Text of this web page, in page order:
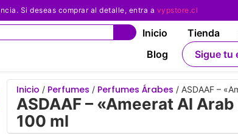
Si deseas comprar al detalle, entra a vypstore.cl
Inicio Tienda
Blog
Sigue tu
Inicio / Perfumes / Perfumes Árabes / ASDAAF –
ASDAAF – «Ameerat Al
100 ml